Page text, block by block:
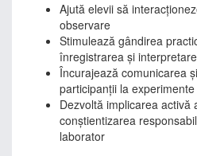
Ajută elevii să
observare
Stimulează gândirea
înregistrarea și
Încurajează comunicarea
participanții la experimente
Dezvoltă implicarea activă
conștientizarea
laborator